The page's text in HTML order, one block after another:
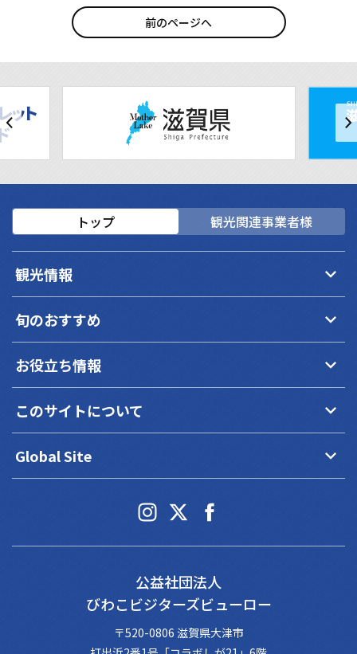
前のページへ
トップ 観光関連事業者様
観光情報 keyboard_arrow_down
旬のおすすめ keyboard_arrow_down
お役立ち情報 keyboard_arrow_down
このサイトについて keyboard_arrow_down
Global Site keyboard_arrow_down
公益社団法人
びわこビジターズビューロー
〒520-0806 滋賀県大津市